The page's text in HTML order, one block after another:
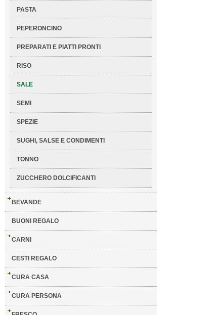
PASTA
PEPERONCINO
PREPARATI E PIATTI PRONTI
RISO
SALE
SEMI
SPEZIE
SUGHI, SALSE E CONDIMENTI
TONNO
ZUCCHERO DOLCIFICANTI
BEVANDE
BUONI REGALO
CARNI
CESTI REGALO
CURA CASA
CURA PERSONA